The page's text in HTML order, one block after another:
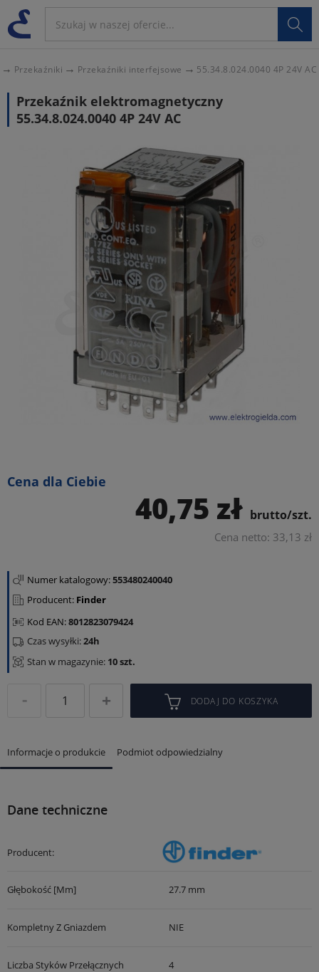

Przekaźniki Przekaźniki interfejsowe 55.34.8.024.0040 4P 24V AC
Przekaźnik elektromagnetyczny
55.34.8.024.0040 4P 24V AC
Cena dla Ciebie
40,75 zł brutto/szt.
Cena netto: 33,13 zł
Numer katalogowy:553480240040
Producent: Finder
Kod EAN:8012823079424
Stan w magazynie: 10 szt.
Czas wysyłki:24h
DODAJ DO KOSZYKA
Informacje o produkcie Podmiot odpowiedzialny
Dane techniczne
Producent:
Głębokość [mm] 27.7 mm
Kompletny Z Gniazdem NIE
Liczba Styków Przełącznych 4